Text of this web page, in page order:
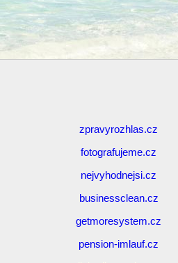
zpravyrozhlas.cz
fotografujeme.cz
nejvyhodnejsi.cz
businessclean.cz
getmoresystem.cz
pension-imlauf.cz